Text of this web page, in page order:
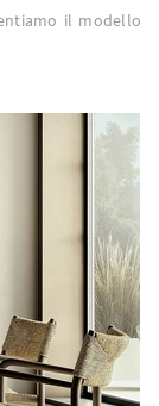
il modello